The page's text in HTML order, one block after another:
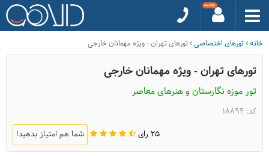
خانه تورهای اختصاصی تورهای تهران - ویژه مهمانان خارجی
تورهای تهران - ویژه مهمانان خارجی
تور موزه نگارستان و هنرهای معاصر
کد: 18894
25 رای
شما هم امتیاز بدهید!